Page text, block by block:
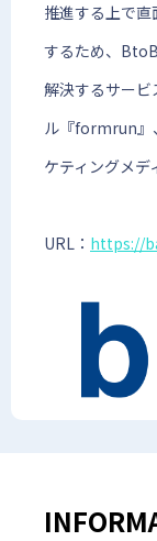
推進する上で
するため、
解決するサー
ル『formrun』
ケティングメデ
URL： https://